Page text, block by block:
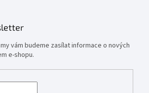
vám budeme zasílat informace o nových
e-shopu.